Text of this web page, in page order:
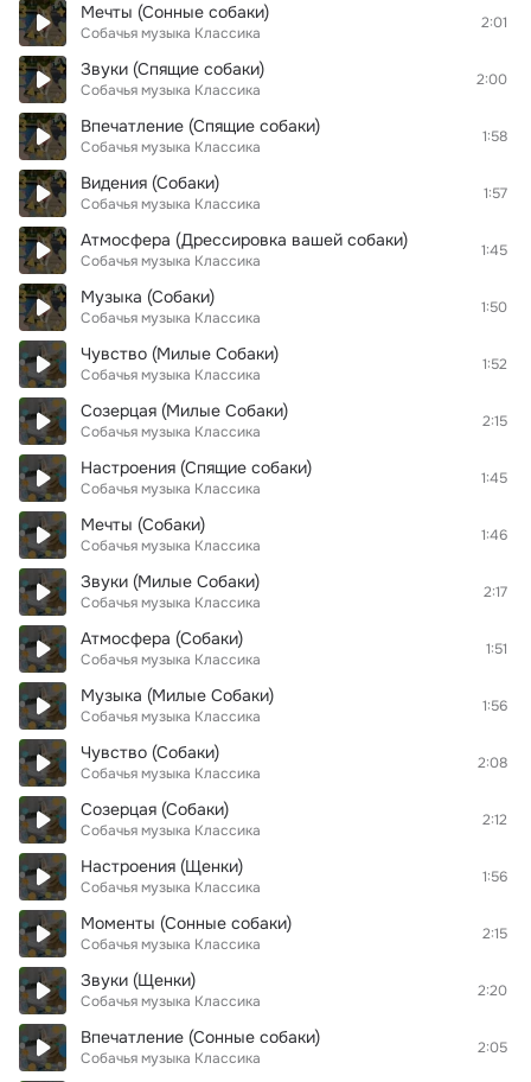
Мечты (Сонные собаки)
Собачья музыка Классика
2:01
Звуки (Спящие собаки)
Собачья музыка Классика
2:00
Впечатление (Спящие собаки)
Собачья музыка Классика
1:58
Видения (Собаки)
Собачья музыка Классика
1:57
Атмосфера (Дрессировка вашей собаки)
Собачья музыка Классика
1:45
Музыка (Собаки)
Собачья музыка Классика
1:50
Чувство (Милые Собаки)
Собачья музыка Классика
1:52
Созерцая (Милые Собаки)
Собачья музыка Классика
2:15
Настроения (Спящие собаки)
Собачья музыка Классика
1:45
Мечты (Собаки)
Собачья музыка Классика
1:46
Звуки (Милые Собаки)
Собачья музыка Классика
2:17
Атмосфера (Собаки)
Собачья музыка Классика
1:51
Музыка (Милые Собаки)
Собачья музыка Классика
1:56
Чувство (Собаки)
Собачья музыка Классика
2:08
Созерцая (Собаки)
Собачья музыка Классика
2:12
Настроения (Щенки)
Собачья музыка Классика
1:56
Моменты (Сонные собаки)
Собачья музыка Классика
2:15
Звуки (Щенки)
Собачья музыка Классика
2:20
Впечатление (Сонные собаки)
Собачья музыка Классика
2:05